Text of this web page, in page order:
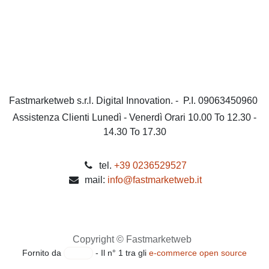
Fastmarketweb s.r.l. Digital Innovation. - P.I. 09063450960
Assistenza Clienti Lunedì - Venerdì Orari 10.00 To 12.30 - 14.30
To 17.30
tel.+39 0236529527
mail: info@fastmarketweb.it
Copyright © Fastmarketweb
Fornito da - Il n° 1 tra glie-commerce open source